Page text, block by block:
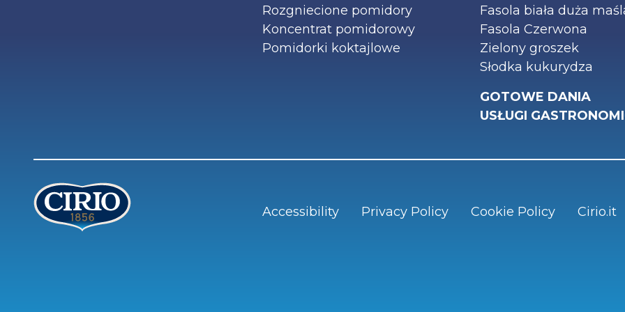
Rozgniecione pomidory
Koncentrat pomidorowy
Pomidorki koktajlowe
Fasola biała duża
Fasola Czerwona
Zielony groszek
Słodka kukurydza
GOTOWE DANIA
USŁUGI
Accessibility Privacy Policy Cookie Policy Cirio.it